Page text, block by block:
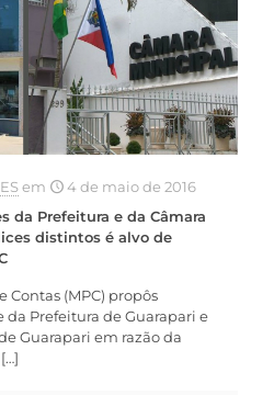
em
4 de maio de 2016
da Prefeitura e da Câmara
distintos é alvo de
Contas (MPC) propôs
da Prefeitura de Guarapari e
Guarapari em razão da
[…]